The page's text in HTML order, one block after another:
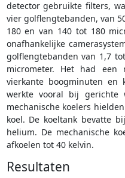
detector gebruikte filters,
vier golflengtebanden, van
180 en van 140 tot 180
onafhankelijke
golflengtebanden van 1,7
micrometer. Het had
vierkante boogminuten en
werkte vooral bij gerichte
mechanische koelers
koel. De koeltank bevatte
helium. De mechanische
afkoelen tot 40 kelvin.
Resultaten